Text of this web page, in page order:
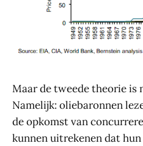
Maar de tweede theorie is
Namelijk: oliebaronnen
de opkomst van
kunnen uitrekenen dat